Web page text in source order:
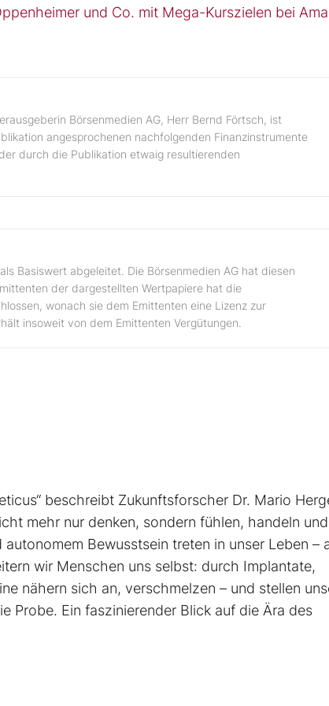
und Co. mit Mega-Kurszielen bei
Börsenmedien AG, Herr Bernd Förtsch, ist
angesprochenen nachfolgenden Finanzinstrumente
durch die Publikation etwaig resultierenden
Basiswert abgeleitet. Die Börsenmedien AG hat diesen
der dargestellten Wertpapiere hat die
wonach sie dem Emittenten eine Lizenz zur
insoweit von dem Emittenten Vergütungen.
beschreibt Zukunftsforscher Dr. Mario
mehr nur denken, sondern fühlen, handeln und
Bewusstsein treten in unser Leben –
wir Menschen uns selbst: durch Implantate,
nähern sich an, verschmelzen – und stellen
Probe. Ein faszinierender Blick auf die Ära des